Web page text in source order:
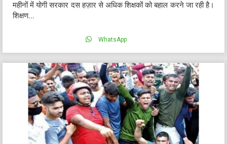
महीनों में योगी सरकार दस हज़ार से अधिक शिक्षकों को बहाल करने जा रही है।
शिक्षण...
WhatsApp